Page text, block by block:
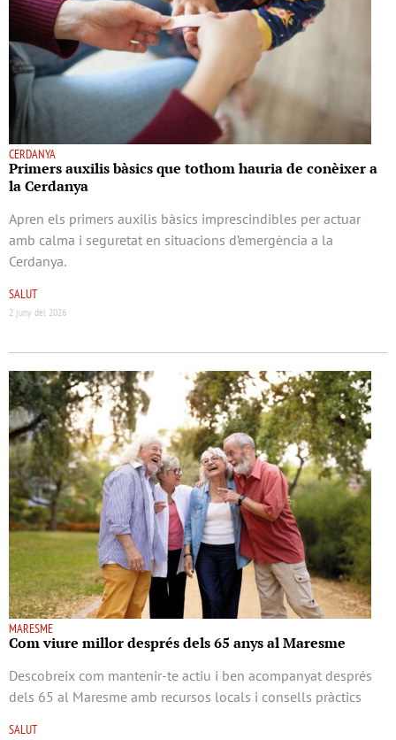
CERDANYA
Primers auxilis bàsics que tothom hauria de conèixer a
la Cerdanya
Apren els primers auxilis bàsics imprescindibles per actuar
amb calma i seguretat en situacions d’emergència a la
Cerdanya.
SALUT
2 juny del 2026
MARESME
Com viure millor després dels 65 anys al Maresme
Descobreix com mantenir-te actiu i ben acompanyat després
dels 65 al Maresme amb recursos locals i consells pràctics
SALUT